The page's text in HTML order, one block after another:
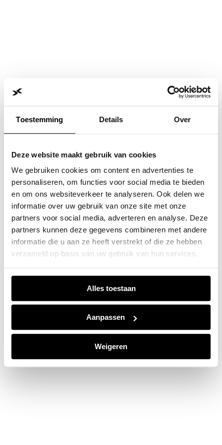
Toestemming Details Over
Deze website maakt gebruik van cookies
We gebruiken cookies om content en advertenties te
personaliseren, om functies voor social media te bieden
en om ons websiteverkeer te analyseren. Ook delen we
informatie over uw gebruik van onze site met onze
partners voor social media, adverteren en analyse. Deze
partners kunnen deze gegevens combineren met andere
informatie die u aan ze heeft verstrekt of die ze hebben
verzameld op basis van uw gebruik van hun services.
Alles toestaan
Aanpassen
Weigeren
Application error: a client-side exception has occurred while
loadingwww.jvk.nl(see the browser consolefor more
information).